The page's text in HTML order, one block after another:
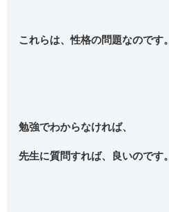
これらは、性格の問題なのです。
勉強でわからなければ、
先生に質問すれば、良いのです。